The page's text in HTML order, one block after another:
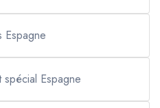
Espagne
spécial Espagne